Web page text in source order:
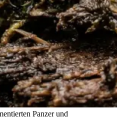
Panzer und